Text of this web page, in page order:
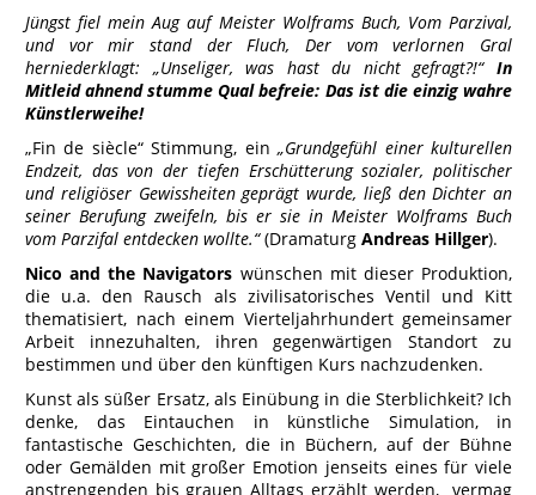
Jüngst fiel mein Aug auf Meister Wolframs Buch, Vom Parzival,
und vor mir stand der Fluch, Der vom verlornen Gral
herniederklagt: „Unseliger, was hast du nicht gefragt?!“ In
Mitleid ahnend stumme Qual befreie: Das ist die einzig wahre
Künstlerweihe!
„Fin de siècle“ Stimmung, ein„Grundgefühl einer kulturellen
Endzeit, das von der tiefen Erschütterung sozialer, politischer
und religiöser Gewissheiten geprägt wurde, ließ den Dichter an
seiner Berufung zweifeln, bis er sie in Meister Wolframs Buch
vom Parzifal entdecken wollte.“(Dramaturg Andreas Hillger).
Nico and the Navigators wünschen mit dieser Produktion,
die u.a. den Rausch als zivilisatorisches Ventil und Kitt
thematisiert, nach einem Vierteljahrhundert gemeinsamer
Arbeit innezuhalten, ihren gegenwärtigen Standort zu
bestimmen und über den künftigen Kurs nachzudenken.
Kunst als süßer Ersatz, als Einübung in die Sterblichkeit? Ich
denke, das Eintauchen in künstliche Simulation, in
fantastische Geschichten, die in Büchern, auf der Bühne
oder Gemälden mit großer Emotion jenseits eines für viele
anstrengenden bis grauen Alltags erzählt werden, vermag